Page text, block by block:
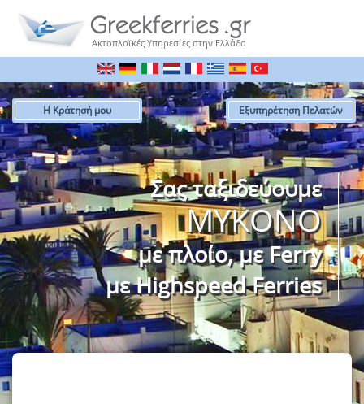
Ακτοπλοϊκές Υπηρεσίες στην Ελλάδα
Εξυπηρέτηση Πελατών
Η Κράτησή μου
Σας ταξιδεύουμε
ΜΥΚΟΝΟ
με πλοίo, με Ferry
με Highspeed Ferries